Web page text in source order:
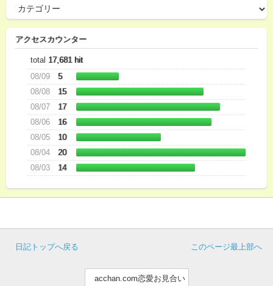
アクセスカウンター
total 17,681 hit
08/09
5
08/08
15
08/07
17
08/06
16
08/05
10
08/04
20
08/03
14
このページ最上部へ
日記トップへ戻る